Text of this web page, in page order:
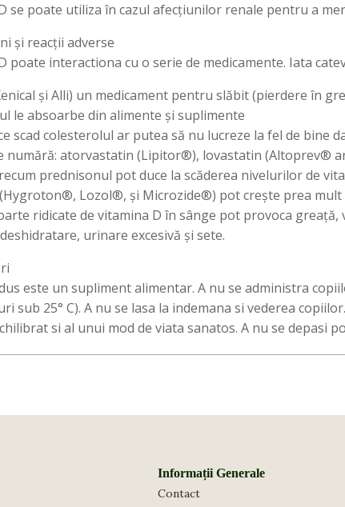
se poate utiliza în cazul afecțiunilor renale pentru a
și reacții adverse
poate interactiona cu o serie de medicamente. Iata
și Alli) un medicament pentru slăbit (pierdere în
le absoarbe din alimente și suplimente
scad colesterolul ar putea să nu lucreze la fel de bine
numără: atorvastatin (Lipitor®), lovastatin (Altoprev®
prednisonul pot duce la scăderea nivelurilor de
Lozol®, și Microzide®) pot crește prea mult
ridicate de vitamina D în sânge pot provoca
urinare excesivă și sete.
este un supliment alimentar. A nu se administra
sub 25° C). A nu se lasa la indemana si vederea
si al unui mod de viata sanatos. A nu se depasi
Informații Generale
Contact